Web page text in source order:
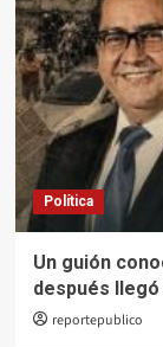
Política
Un guión
después
reportepublico